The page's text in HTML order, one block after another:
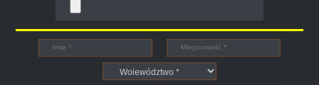
Witam,ja jestem bardzo zadowolona z usługi S-